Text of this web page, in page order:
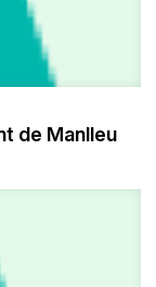
de Manlleu